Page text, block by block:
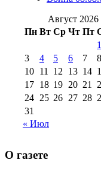
2017 г(9)
2016 г(12)
августа 2012
августа 2013 г
Август 2026
Пн Вт Ср Чт Пт
1
3
4 5 6 7 8
10 11 12 13 14
17 18 19 20 21
24 25 26 27 28
31
« Июл
О газете